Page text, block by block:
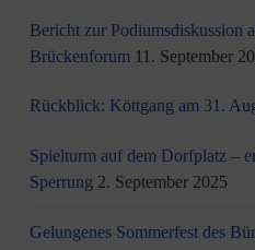
Bericht zur Podiumsdiskussion
Brückenforum 11. September
Rückblick: Köttgang am 31.
Spielturm auf dem Dorfplatz –
Sperrung 2. September 2025
Gelungenes Sommerfest des